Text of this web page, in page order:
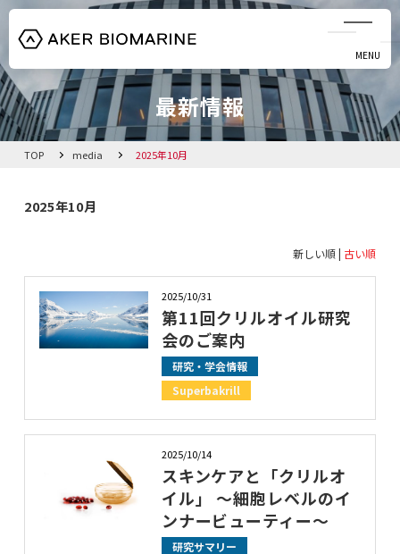
MENU
最新情報
CLOSE
HOME
クリルオイル
藻由来DHAオイル
お知らせ
資料ダウンロード
TOP media 2025年10月
2025年10月
新しい順 | 古い順
2025/10/31
第11回クリルオイル研究
会のご案内
研究・学会情報
Superbakrill
2025/10/14
スキンケアと「クリルオ
イル」 ～細胞レベルのイ
ンナービューティー～
研究サマリー